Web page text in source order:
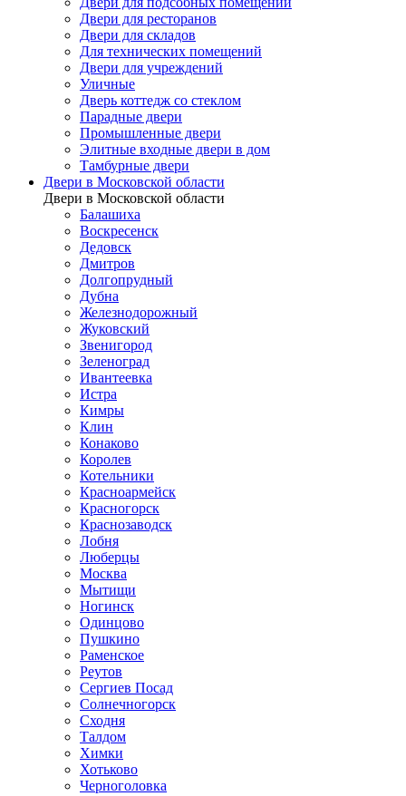
Двери для ресторанов
Двери для складов
Для технических помещений
Двери для учреждений
Уличные
Дверь коттедж со стеклом
Парадные двери
Промышленные двери
Элитные входные двери в дом
Тамбурные двери
Двери в Московской области
Двери в Московской области
Балашиха
Воскресенск
Дедовск
Дмитров
Долгопрудный
Дубна
Железнодорожный
Жуковский
Звенигород
Зеленоград
Ивантеевка
Истра
Кимры
Клин
Конаково
Королев
Котельники
Красноармейск
Красногорск
Краснозаводск
Лобня
Люберцы
Москва
Мытищи
Ногинск
Одинцово
Пушкино
Раменское
Реутов
Сергиев Посад
Солнечногорск
Сходня
Талдом
Химки
Хотьково
Черноголовка